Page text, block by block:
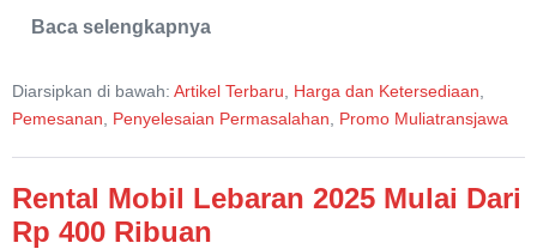
Baca selengkapnya
Layanan
MuliaTransJawa
Diarsipkan di bawah: Artikel Terbaru Harga dan Ketersediaan
Pemesanan
Penyelesaian Permasalahan Promo Muliatransjawa
Rental Mobil Lebaran 2025 Mulai Dari
Rp 400 Ribuan